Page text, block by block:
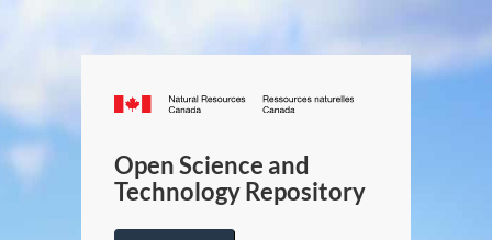
Canada.ca
/
Canada
Open Science and
Technology Repository